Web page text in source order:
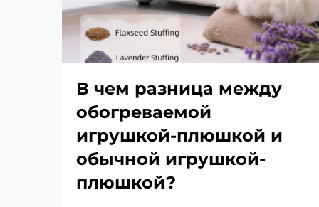
В чем разница между
обогреваемой
игрушкой-плюшкой и
обычной игрушкой-
плюшкой?